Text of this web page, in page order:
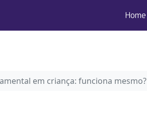
Home
em criança: funciona mesmo?